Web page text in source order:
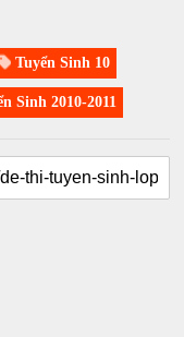
Tuyển Sinh 10
Sinh 2010-2011